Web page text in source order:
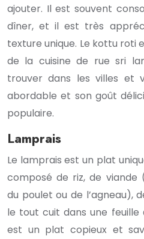
ajouter. Il est souvent
dîner, et il est très
texture unique. Le kottu roti
de la cuisine de rue sri
trouver dans les villes et
abordable et son goût
populaire.
Lamprais
Le lamprais est un plat
composé de riz, de
du poulet ou de l’agneau),
le tout cuit dans une feuille
est un plat copieux et